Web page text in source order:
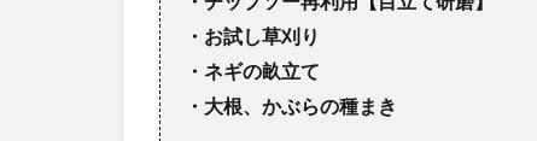
・お試し草刈り
・ネギの畝立て
・大根、かぶらの種まき